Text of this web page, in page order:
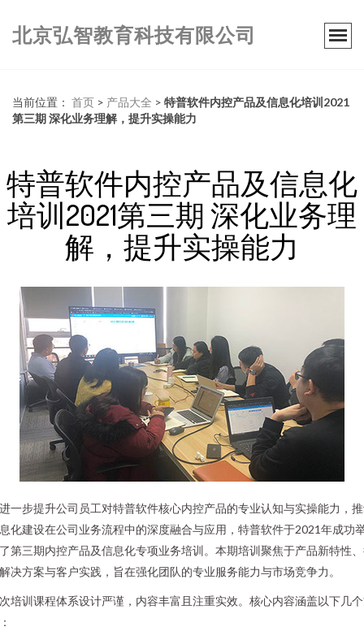
北京弘智教育科技有限公司
当前位置： 首页 > 产品大全 > 特普软件内控产品及信息化培训2021
第三期 深化业务理解，提升实操能力
特普软件内控产品及信息化
培训2021第三期 深化业务理
解，提升实操能力
一步提升公司员工对特普软件核心内控产品的专业认知与实操能力，
化建设在公司业务流程中的深度融合与应用，特普软件于2021年成功
第三期内控产品及信息化专项业务培训。本期培训聚焦于产品新特性
决方案与客户实践，旨在强化团队的专业服务能力与市场竞争力。
培训课程体系设计严谨，内容丰富且注重实效。核心内容涵盖以下几